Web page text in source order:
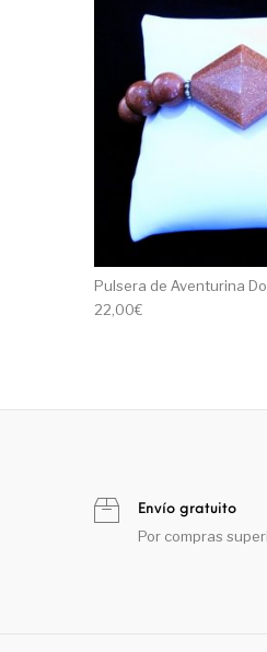
Pulsera de Aventurina
22,00€
Envío gratuito
Por compras